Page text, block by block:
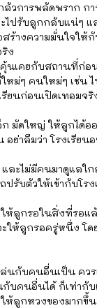
วการพลัดพราก ก
บลูกกลับแน่ๆ แล
ร้างความมั่นใจให้
ง
เคยกับสถานที่ก่อ
หม่ๆ คนใหม่ๆ เช่
นก่อนเปิดเทอมจ
มัดใหญ่ ให้ลูกได้
าลืมว่า โรงเรียน
และไม่มีคนมาดูแล
รับตัวให้เข้ากับโร
ลูกรอในสิ่งที่รอแล้
ให้ลูกรอครู่หนึ่ง
ล่นกับคนอื่นเป็น ค
คนอื่นได้ ก็เท่ากับ
ห้ลูกหวงของมากขึ้น